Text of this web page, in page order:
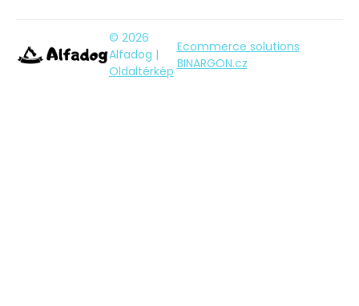
© 2026
Alfadog |
Oldaltérkép
Ecommerce solutions
BINARGON.cz